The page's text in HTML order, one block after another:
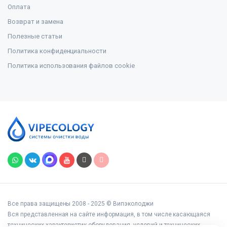
Оплата
Возврат и замена
Полезные статьи
Политика конфиденциальности
Политика использования файлов cookie
Все права защищены 2008 - 2025 © Випэколоджи
Вся представленная на сайте информация, в том числе касающаяся
технических характеристик оборудования, условий и технических